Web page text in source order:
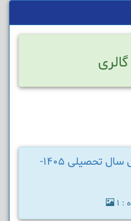
نام گروه : نیمسال اول سال تحصیلی 1405-
1